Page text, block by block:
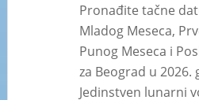
Pronađite tačne
Mladog Meseca,
Punog Meseca i
za Beograd u 2026.
Jedinstven lunarni